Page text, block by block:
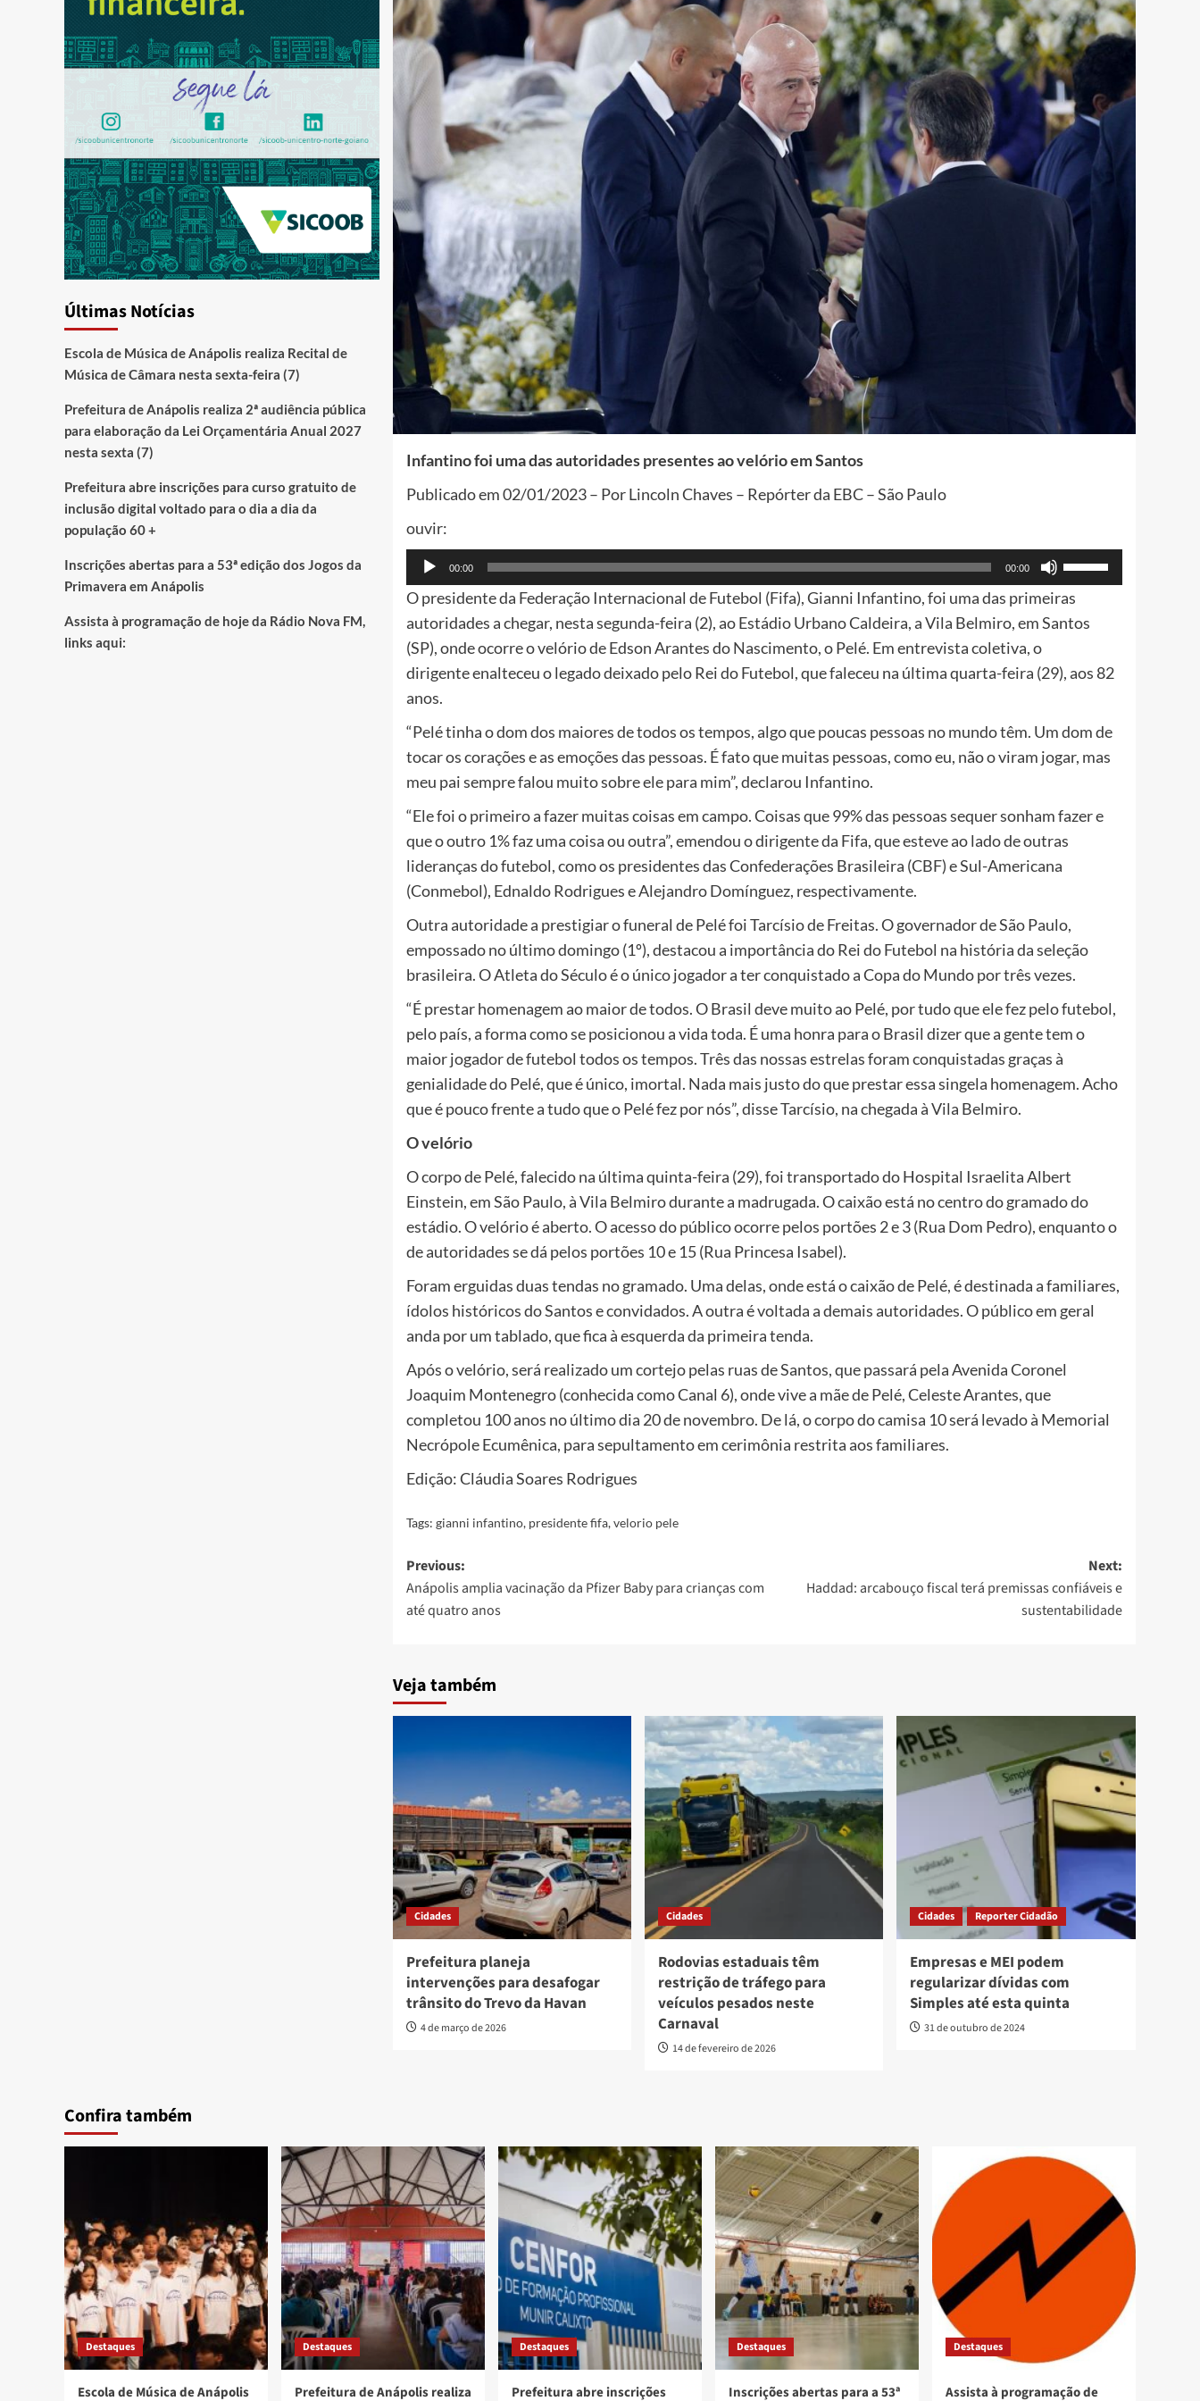
Infantino foi uma das autoridades presentes ao velório em Santos
Publicado em 02/01/2023 – Por Lincoln Chaves – Repórter da EBC – São Paulo
ouvir:
Tocador
de
áudio
00:00 00:00
Use
as
ou
baixo
para
ou
diminuir
O presidente da Federação Internacional de Futebol (Fifa), Gianni Infantino, foi uma das primeiras
autoridades a chegar, nesta segunda-feira (2), ao Estádio Urbano Caldeira, a Vila Belmiro, em Santos
(SP), onde ocorre o velório de Edson Arantes do Nascimento, o Pelé. Em entrevista coletiva, o
dirigente enalteceu o legado deixado pelo Rei do Futebol, que faleceu na última quarta-feira (29), aos 82
anos.
“Pelé tinha o dom dos maiores de todos os tempos, algo que poucas pessoas no mundo têm. Um dom de
tocar os corações e as emoções das pessoas. É fato que muitas pessoas, como eu, não o viram jogar, mas
meu pai sempre falou muito sobre ele para mim”, declarou Infantino.
“Ele foi o primeiro a fazer muitas coisas em campo. Coisas que 99% das pessoas sequer sonham fazer e
que o outro 1% faz uma coisa ou outra”, emendou o dirigente da Fifa, que esteve ao lado de outras
lideranças do futebol, como os presidentes das Confederações Brasileira (CBF) e Sul-Americana
(Conmebol), Ednaldo Rodrigues e Alejandro Domínguez, respectivamente.
Outra autoridade a prestigiar o funeral de Pelé foi Tarcísio de Freitas. O governador de São Paulo,
empossado no último domingo (1º), destacou a importância do Rei do Futebol na história da seleção
brasileira. O Atleta do Século é o único jogador a ter conquistado a Copa do Mundo por três vezes.
“É prestar homenagem ao maior de todos. O Brasil deve muito ao Pelé, por tudo que ele fez pelo futebol,
pelo país, a forma como se posicionou a vida toda. É uma honra para o Brasil dizer que a gente tem o
maior jogador de futebol todos os tempos. Três das nossas estrelas foram conquistadas graças à
genialidade do Pelé, que é único, imortal. Nada mais justo do que prestar essa singela homenagem. Acho
que é pouco frente a tudo que o Pelé fez por nós”, disse Tarcísio, na chegada à Vila Belmiro.
O velório
O corpo de Pelé, falecido na última quinta-feira (29), foi transportado do Hospital Israelita Albert
Einstein, em São Paulo, à Vila Belmiro durante a madrugada. O caixão está no centro do gramado do
estádio. O velório é aberto. O acesso do público ocorre pelos portões 2 e 3 (Rua Dom Pedro), enquanto o
de autoridades se dá pelos portões 10 e 15 (Rua Princesa Isabel).
Foram erguidas duas tendas no gramado. Uma delas, onde está o caixão de Pelé, é destinada a familiares,
ídolos históricos do Santos e convidados. A outra é voltada a demais autoridades. O público em geral
anda por um tablado, que fica à esquerda da primeira tenda.
Após o velório, será realizado um cortejo pelas ruas de Santos, que passará pela Avenida Coronel
Joaquim Montenegro (conhecida como Canal 6), onde vive a mãe de Pelé, Celeste Arantes, que
completou 100 anos no último dia 20 de novembro. De lá, o corpo do camisa 10 será levado à Memorial
Necrópole Ecumênica, para sepultamento em cerimônia restrita aos familiares.
Edição: Cláudia Soares Rodrigues
Tags: gianni infantino, presidente fifa,velorio pele
Post
navigation
Previous:
Anápolis amplia vacinação da Pfizer Baby para crianças com
até quatro anos
Next:
Haddad: arcabouço fiscal terá premissas confiáveis e
sustentabilidade
Veja também
Cidades
Prefeitura planeja
intervenções para desafogar
trânsito do Trevo da Havan
4 de março de 2026
Cidades
Rodovias estaduais têm
restrição de tráfego para
veículos pesados neste
Carnaval
14 de fevereiro de 2026
Cidades Reporter Cidadão
Empresas e MEI podem
regularizar dívidas com
Simples até esta quinta
31 de outubro de 2024
Últimas Notícias
Escola de Música de Anápolis realiza Recital de
Música de Câmara nesta sexta-feira (7)
Prefeitura de Anápolis realiza 2ª audiência pública
para elaboração da Lei Orçamentária Anual 2027
nesta sexta (7)
Prefeitura abre inscrições para curso gratuito de
inclusão digital voltado para o dia a dia da
população 60 +
Inscrições abertas para a 53ª edição dos Jogos da
Primavera em Anápolis
Assista à programação de hoje da Rádio Nova FM,
links aqui:
Confira também
Destaques
Escola de Música de Anápolis
Destaques
Prefeitura de Anápolis realiza
Destaques
Prefeitura abre inscrições
Destaques
Inscrições abertas para a 53ª
Destaques
Assista à programação de